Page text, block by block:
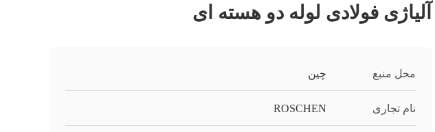
آلیاژی فولادی لوله دو هسته ای
محل منبع چین
نام تجاری ROSCHEN